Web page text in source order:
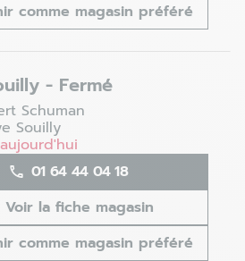
comme magasin préféré
- Fermé
Schuman
Souilly
01 64 44 04 18
Voir la fiche magasin
comme magasin préféré